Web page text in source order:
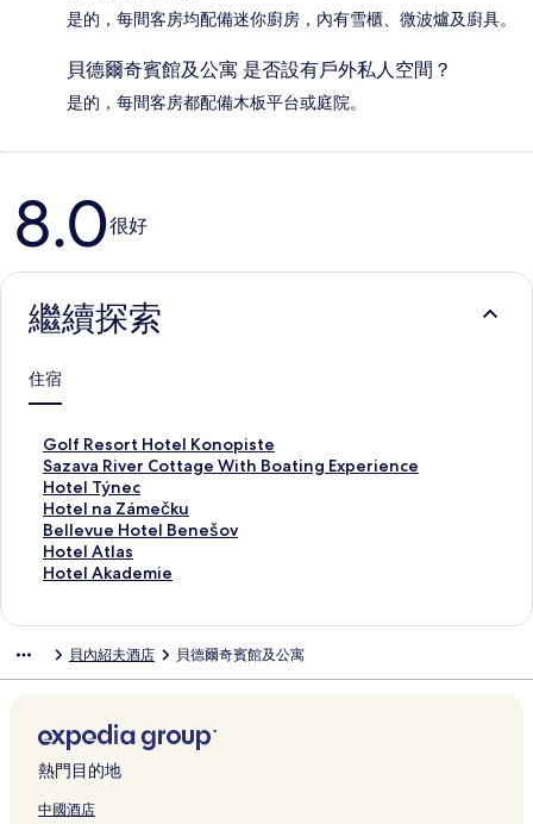
是的，每間客房均配備迷你廚房，內有雪櫃、微波爐及廚具。
貝德爾奇賓館及公寓 是否設有戶外私人空間？
是的，每間客房都配備木板平台或庭院。
評
價
8.0很好
繼續探索
住宿
Golf Resort Hotel Konopiste
此
連
結
會
開
啟
G
e
r
t
H
o
Sazava River Cottage With Boating Experience
此
連
結
會
開
啟
v
i
v
e
r
Hotel Týnec
此
連
結
會
開
e
ý
n
e
c
Hotel na Zámečku
此
連
結
會
t
n
a
Z
á
Bellevue Hotel Benešov
此
連
結
e
e
v
u
e
Hotel Atlas
此
連
啟
H
e
l
A
t
Hotel Akademie
此
開
啟
t
e
l
A
貝內紹夫酒店 貝德爾奇賓館及公寓
熱門目的地
中國酒店